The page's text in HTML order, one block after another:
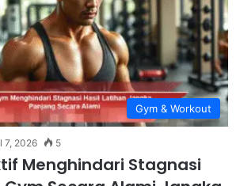
Gym & Workout
7, 2026 5
Menghindari Stagnasi